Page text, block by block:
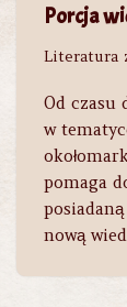
Porcja
Literatura
Od czasu
w
pomaga
nową